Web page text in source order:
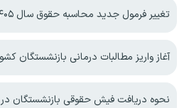
تغییر فرمول جدید محاسبه حقوق سال ۱۴۰۵ بازنشستگی
آغاز واریز مطالبات درمانی بازنشستگان
نحوه دریافت فیش حقوقی بازنشستگان در